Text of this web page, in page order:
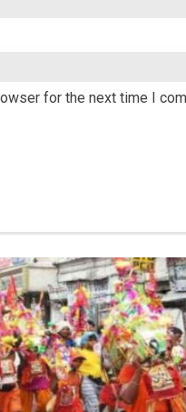
for the next time I